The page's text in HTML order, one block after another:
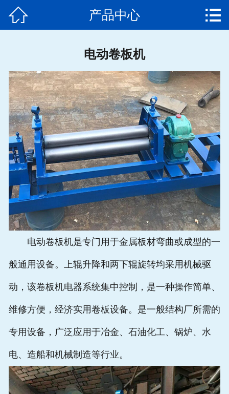
新闻动态
发货通知
客户案例
售后服务
联系我们
 产品中心 
电动卷板机
电动卷板机是专门用于金属板材弯曲或成型的一
般通用设备。上辊升降和两下辊旋转均采用机械驱
动，该卷板机电器系统集中控制，是一种操作简单、
维修方便，经济实用卷板设备。是一般结构厂所需的
专用设备，广泛应用于冶金、石油化工、锅炉、水
电、造船和机械制造等行业。